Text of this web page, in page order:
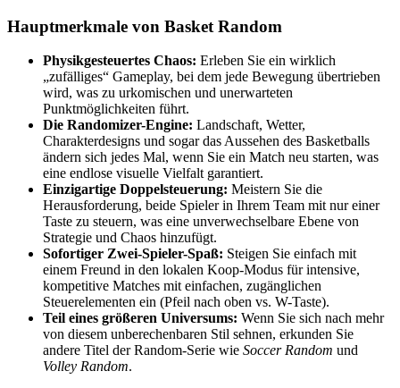
Hauptmerkmale von Basket Random
Physikgesteuertes Chaos: Erleben Sie ein wirklich
„zufälliges“ Gameplay, bei dem jede Bewegung übertrieben
wird, was zu urkomischen und unerwarteten
Punktmöglichkeiten führt.
Die Randomizer-Engine: Landschaft, Wetter,
Charakterdesigns und sogar das Aussehen des Basketballs
ändern sich jedes Mal, wenn Sie ein Match neu starten, was
eine endlose visuelle Vielfalt garantiert.
Einzigartige Doppelsteuerung: Meistern Sie die
Herausforderung, beide Spieler in Ihrem Team mit nur einer
Taste zu steuern, was eine unverwechselbare Ebene von
Strategie und Chaos hinzufügt.
Sofortiger Zwei-Spieler-Spaß: Steigen Sie einfach mit
einem Freund in den lokalen Koop-Modus für intensive,
kompetitive Matches mit einfachen, zugänglichen
Steuerelementen ein (Pfeil nach oben vs. W-Taste).
Teil eines größeren Universums: Wenn Sie sich nach mehr
von diesem unberechenbaren Stil sehnen, erkunden Sie
andere Titel der Random-Serie wie Soccer Random und
Volley Random.